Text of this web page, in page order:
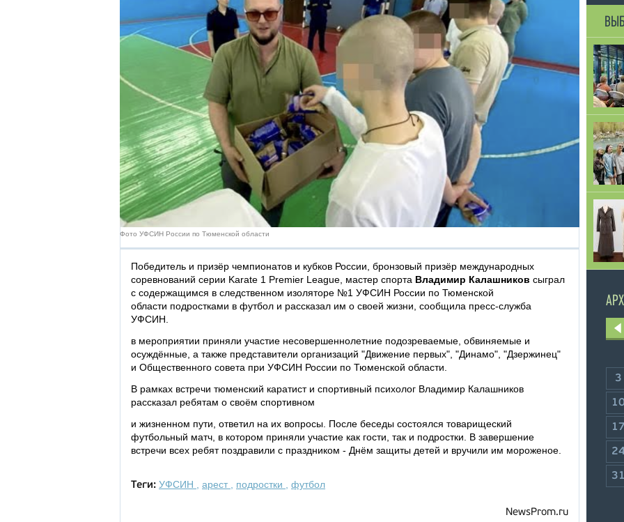
Фото УФСИН России по Тюменской области
Победитель и призёр чемпионатов и кубков России, бронзовый призёр международных
соревнований серии Karate 1 Premier League, мастер спорта Владимир Калашников сыграл
с содержащимся в следственном изоляторе №1 УФСИН России по Тюменской
области подростками в футбол и рассказал им о своей жизни, сообщила пресс-служба
УФСИН.
в мероприятии приняли участие несовершеннолетние подозреваемые, обвиняемые и
осуждённые, а также представители организаций "Движение первых", "Динамо", "Дзержинец"
и Общественного совета при УФСИН России по Тюменской области.
В рамках встречи тюменский каратист и спортивный психолог Владимир Калашников
рассказал ребятам о своём спортивном
и жизненном пути, ответил на их вопросы. После беседы состоялся товарищеский
футбольный матч, в котором приняли участие как гости, так и подростки. В завершение
встречи всех ребят поздравили с праздником - Днём защиты детей и вручили им мороженое.
Теги: УФСИН арест подростки футбол
NewsProm.ru
3
17
31